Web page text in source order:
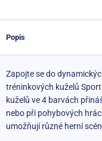
Popis
Zapojte se do
tréninkových kuželů
kuželů ve 4 barvách
nebo při pohybových
umožňují různé herní